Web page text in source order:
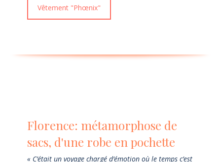
Vêtement "Phœnix"
Florence: métamorphose de
sacs, d'une robe en pochette
« C’était un voyage chargé d’émotion où le temps c’est